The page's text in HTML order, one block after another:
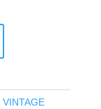
VINTAGE